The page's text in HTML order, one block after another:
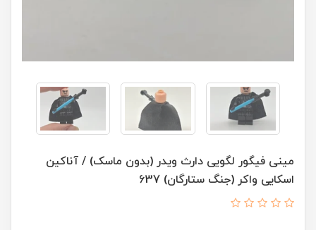
مینی فیگور لگویی دارث ویدر (بدون ماسک) / آناکین
اسکایی واکر (جنگ ستارگان) 637